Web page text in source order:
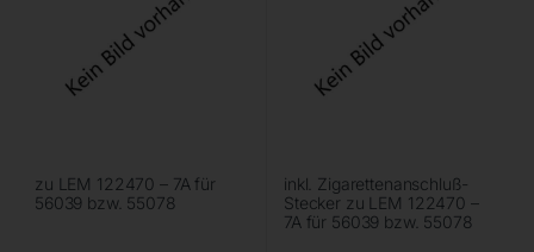
zu LEM 122470 – 7A für
56039 bzw. 55078
inkl. Zigarettenanschluß-
Stecker zu LEM 122470 –
7A für 56039 bzw. 55078